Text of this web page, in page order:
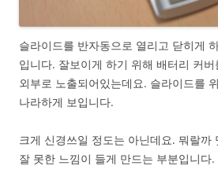
슬라이드를 반자동으로 열리고 닫히게
입니다. 잘보이게 하기 위해 배터리 커
외부로 노출되어있는데요. 슬라이드를
나라하게 보입니다.
크게 신경쓰일 정도는 아닌데요. 뭐랄까
잘 못한 느낌이 들게 만드는 부분입니다.